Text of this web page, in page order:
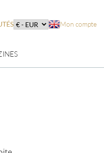
Mon compte